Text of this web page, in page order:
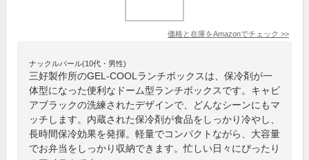
価格と在庫をAmazonでチェック >>
ナックルバール(10代・男性)
三好製作所のGEL-COOLランチボックスは、保冷剤が一
体型になった便利なドーム型ランチボックスです。キャビ
アブラックの洗練されたデザインで、どんなシーンにもマ
ッチします。内蔵された保冷剤が食品をしっかり冷やし、
長時間保冷効果を発揮。軽量でコンパクトながら、大容量
でお弁当をしっかり収納できます。忙しい日々にぴったり